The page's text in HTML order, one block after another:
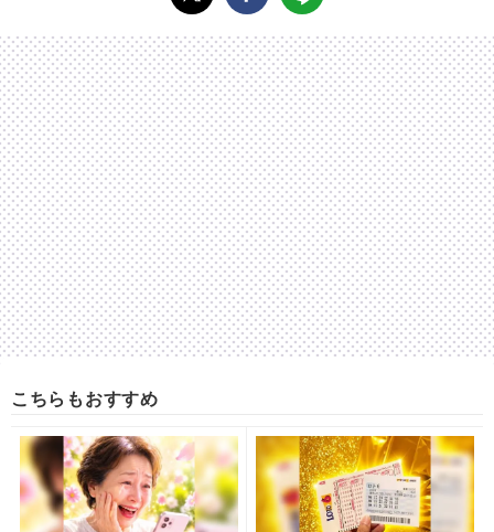
こちらもおすすめ